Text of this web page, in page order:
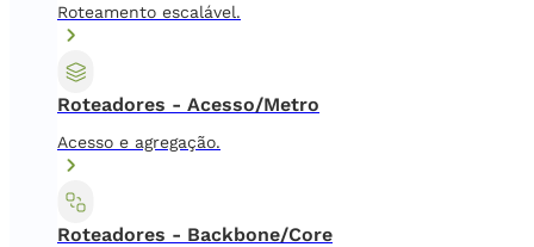
Roteamento escalável.
Roteadores - Acesso/Metro
Acesso e agregação.
Roteadores - Backbone/Core